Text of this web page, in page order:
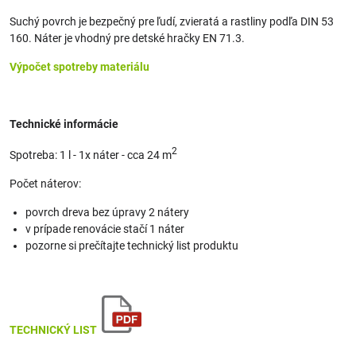
Suchý povrch je bezpečný pre ľudí, zvieratá a rastliny podľa DIN 53
160. Náter je vhodný pre detské hračky EN 71.3.
Výpočet spotreby materiálu
Technické informácie
Spotreba: 1 l - 1x náter - cca 24 m2
Počet náterov:
povrch dreva bez úpravy 2 nátery
v prípade renovácie stačí 1 náter
pozorne si prečítajte technický list produktu
TECHNICKÝ LIST